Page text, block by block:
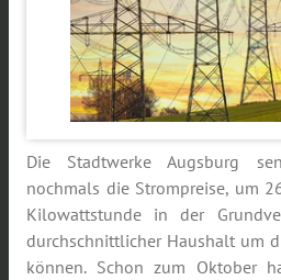
Die Stadtwerke Augsburg
nochmals die Strompreise, um
Kilowattstunde in der
durchschnittlicher Haushalt um
können. Schon zum Oktober